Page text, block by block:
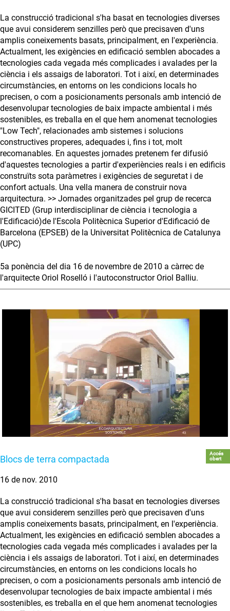
La construcció tradicional s'ha basat en tecnologies diverses
que avui considerem senzilles però que precisaven d'uns
amplis coneixements basats, principalment, en l'experiència.
Actualment, les exigències en edificació semblen abocades a
tecnologies cada vegada més complicades i avalades per la
ciència i els assaigs de laboratori. Tot i així, en determinades
circumstàncies, en entorns on les condicions locals ho
precisen, o com a posicionaments personals amb intenció de
desenvolupar tecnologies de baix impacte ambiental i més
sostenibles, es treballa en el que hem anomenat tecnologies
"Low Tech", relacionades amb sistemes i solucions
constructives properes, adequades i, fins i tot, molt
recomanables. En aquestes jornades pretenem fer difusió
d'aquestes tecnologies a partir d'experiències reals i en edificis
construïts sota paràmetres i exigències de seguretat i de
confort actuals. Una vella manera de construir nova
arquitectura. >> Jornades organitzades pel grup de recerca
GICITED (Grup interdisciplinar de ciència i tecnologia a
l'Edificació)de l'Escola Politècnica Superior d'Edificació de
Barcelona (EPSEB) de la Universitat Politècnica de Catalunya
(UPC)
5a ponència del dia 16 de novembre de 2010 a càrrec de
l'arquitecte Oriol Roselló i l'autoconstructor Oriol Balliu.
Blocs de terra compactada
Accés
obert
16 de nov. 2010
La construcció tradicional s'ha basat en tecnologies diverses
que avui considerem senzilles però que precisaven d'uns
amplis coneixements basats, principalment, en l'experiència.
Actualment, les exigències en edificació semblen abocades a
tecnologies cada vegada més complicades i avalades per la
ciència i els assaigs de laboratori. Tot i així, en determinades
circumstàncies, en entorns on les condicions locals ho
precisen, o com a posicionaments personals amb intenció de
desenvolupar tecnologies de baix impacte ambiental i més
sostenibles, es treballa en el que hem anomenat tecnologies